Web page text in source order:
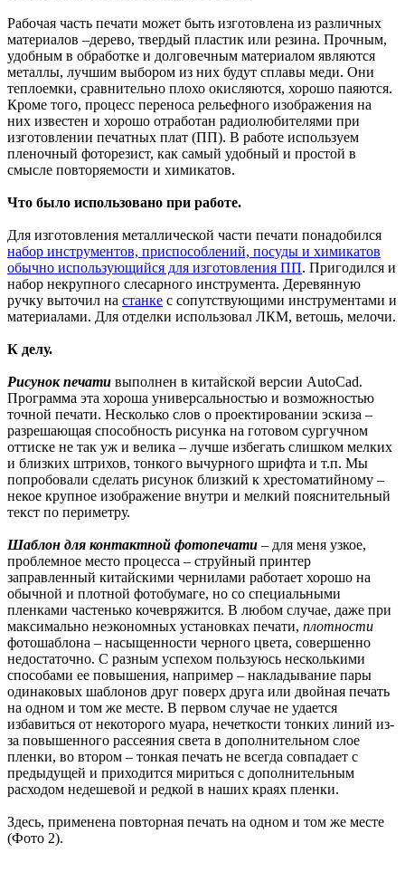
Рабочая часть печати может быть изготовлена из различных
материалов –дерево, твердый пластик или резина. Прочным,
удобным в обработке и долговечным материалом являются
металлы, лучшим выбором из них будут сплавы меди. Они
теплоемки, сравнительно плохо окисляются, хорошо паяются.
Кроме того, процесс переноса рельефного изображения на
них известен и хорошо отработан радиолюбителями при
изготовлении печатных плат (ПП). В работе используем
пленочный фоторезист, как самый удобный и простой в
смысле повторяемости и химикатов.
Что было использовано при работе.
Для изготовления металлической части печати понадобился
набор инструментов, приспособлений, посуды и химикатов
обычно использующийся для изготовления ПП. Пригодился и
набор некрупного слесарного инструмента. Деревянную
ручку выточил на станке с сопутствующими инструментами и
материалами. Для отделки использовал ЛКМ, ветошь, мелочи.
К делу.
Рисунок печати выполнен в китайской версии AutoCad.
Программа эта хороша универсальностью и возможностью
точной печати. Несколько слов о проектировании эскиза –
разрешающая способность рисунка на готовом сургучном
оттиске не так уж и велика – лучше избегать слишком мелких
и близких штрихов, тонкого вычурного шрифта и т.п. Мы
попробовали сделать рисунок близкий к хрестоматийному –
некое крупное изображение внутри и мелкий пояснительный
текст по периметру.
Шаблон для контактной фотопечати – для меня узкое,
проблемное место процесса – струйный принтер
заправленный китайскими чернилами работает хорошо на
обычной и плотной фотобумаге, но со специальными
пленками частенько кочевряжится. В любом случае, даже при
максимально неэкономных установках печати, плотности
фотошаблона – насыщенности черного цвета, совершенно
недостаточно. С разным успехом пользуюсь несколькими
способами ее повышения, например – накладывание пары
одинаковых шаблонов друг поверх друга или двойная печать
на одном и том же месте. В первом случае не удается
избавиться от некоторого муара, нечеткости тонких линий из-
за повышенного рассеяния света в дополнительном слое
пленки, во втором – тонкая печать не всегда совпадает с
предыдущей и приходится мириться с дополнительным
расходом недешевой и редкой в наших краях пленки.
Здесь, применена повторная печать на одном и том же месте
(Фото 2).